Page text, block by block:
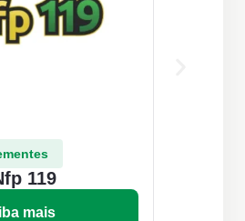
119
mais